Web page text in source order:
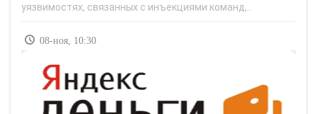
уязвимостях, связанных с инъекциями команд,..
08-ноя, 10:30